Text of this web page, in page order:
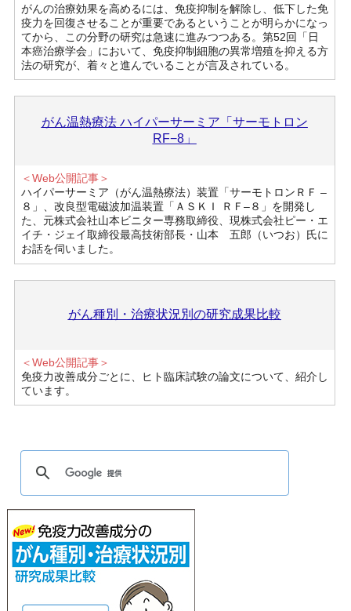
がんの治療効果を高めるには、免疫抑制を解除し、低下した免
疫力を回復させることが重要であるということが明らかになっ
てから、この分野の研究は急速に進みつつある。第52回「日
本癌治療学会」において、免疫抑制細胞の異常増殖を抑える方
法の研究が、着々と進んでいることが言及されている。
がん温熱療法 ハイパーサーミア「サーモトロン
RF−8」
＜Web公開記事＞
ハイパーサーミア（がん温熱療法）装置「サーモトロンＲＦ –
８」、改良型電磁波加温装置「ＡＳＫＩ ＲＦ–８」を開発し
た、元株式会社山本ビニター専務取締役、現株式会社ピー・エ
イチ・ジェイ取締役最高技術部長・山本 五郎（いつお）氏に
お話を伺いました。
がん種別・治療状況別の研究成果比較
＜Web公開記事＞
免疫力改善成分ごとに、ヒト臨床試験の論文について、紹介し
ています。